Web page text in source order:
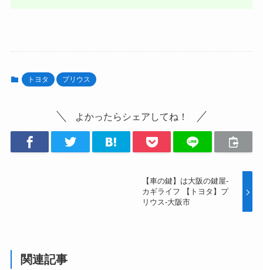
トヨタ プリウス
よかったらシェアしてね！
【車の鍵】は大阪の鍵屋-
カギライフ 【トヨタ】プ
リウス-大阪市
関連記事